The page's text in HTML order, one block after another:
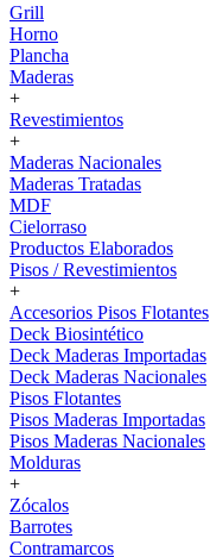
Grill
Horno
Plancha
Maderas
+
Revestimientos
+
Maderas Nacionales
Maderas Tratadas
MDF
Cielorraso
Productos Elaborados
Pisos / Revestimientos
+
Accesorios Pisos Flotantes
Deck Biosintético
Deck Maderas Importadas
Deck Maderas Nacionales
Pisos Flotantes
Pisos Maderas Importadas
Pisos Maderas Nacionales
Molduras
+
Zócalos
Barrotes
Contramarcos